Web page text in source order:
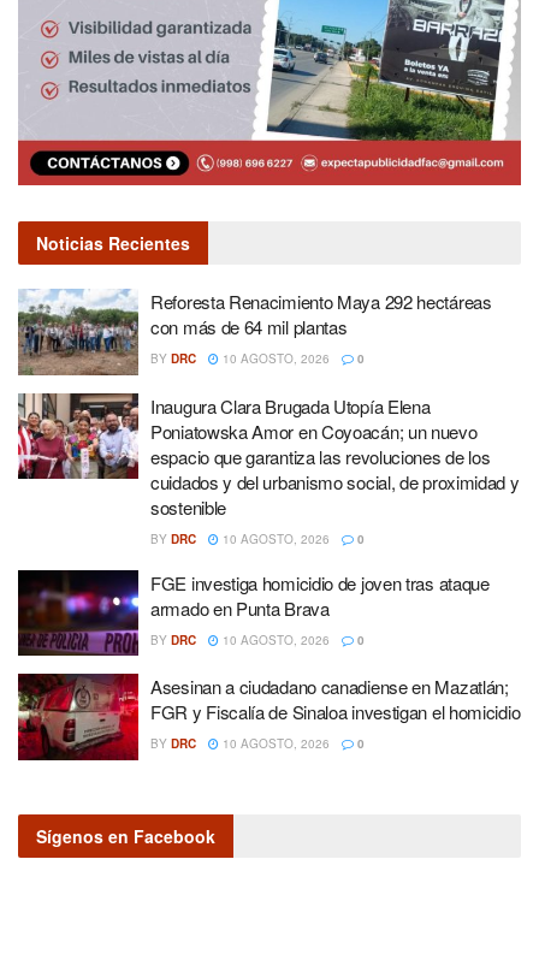
Noticias Recientes
Reforesta Renacimiento Maya 292 hectáreas
con más de 64 mil plantas
BY DRC 10 AGOSTO, 2026 0
Inaugura Clara Brugada Utopía Elena
Poniatowska Amor en Coyoacán; un nuevo
espacio que garantiza las revoluciones de los
cuidados y del urbanismo social, de proximidad y
sostenible
BY DRC 10 AGOSTO, 2026 0
FGE investiga homicidio de joven tras ataque
armado en Punta Brava
BY DRC 10 AGOSTO, 2026 0
Asesinan a ciudadano canadiense en Mazatlán;
FGR y Fiscalía de Sinaloa investigan el homicidio
BY DRC 10 AGOSTO, 2026 0
Sígenos en Facebook